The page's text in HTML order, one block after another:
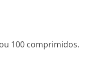
100 comprimidos.